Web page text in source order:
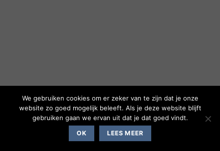
We gebruiken cookies om er zeker van te zijn dat je onze
website zo goed mogelijk beleeft. Als je deze website blijft
gebruiken gaan we ervan uit dat je dat goed vindt.
OK LEES MEER